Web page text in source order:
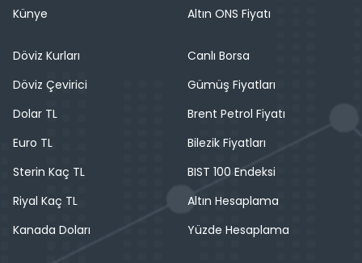
Künye
Altın ONS Fiyatı
Döviz Kurları
Döviz Çevirici
Dolar TL
Euro TL
Sterin Kaç TL
Riyal Kaç TL
Kanada Doları
Canlı Borsa
Gümüş Fiyatları
Brent Petrol Fiyatı
Bilezik Fiyatları
BIST 100 Endeksi
Altın Hesaplama
Yüzde Hesaplama